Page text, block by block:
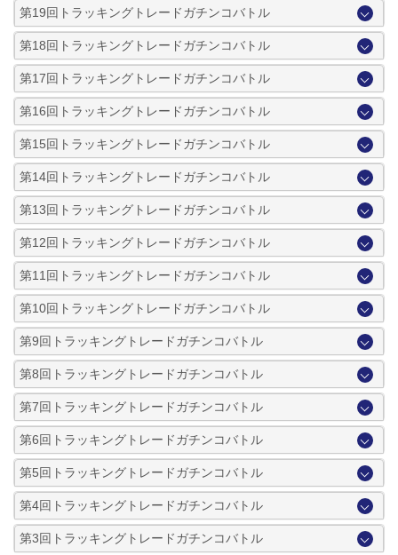
第19回トラッキングトレードガチンコバトル
第18回トラッキングトレードガチンコバトル
第17回トラッキングトレードガチンコバトル
第16回トラッキングトレードガチンコバトル
第15回トラッキングトレードガチンコバトル
第14回トラッキングトレードガチンコバトル
第13回トラッキングトレードガチンコバトル
第12回トラッキングトレードガチンコバトル
第11回トラッキングトレードガチンコバトル
第10回トラッキングトレードガチンコバトル
第9回トラッキングトレードガチンコバトル
第8回トラッキングトレードガチンコバトル
第7回トラッキングトレードガチンコバトル
第6回トラッキングトレードガチンコバトル
第5回トラッキングトレードガチンコバトル
第4回トラッキングトレードガチンコバトル
第3回トラッキングトレードガチンコバトル